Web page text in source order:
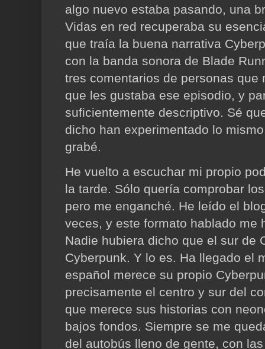
algo nuevo estaba pasando, una
Vidas en red recuperaba su
que traía la buena narrativa
con la banda sonora de Blade
tres comentarios de personas que
que les gustaba ese episodio, y
suficientemente descriptivo. Sé
dicho han experimentado lo
grabé.
He vuelto a escuchar mi propio
la tarde. Sólo quería comprobar
pero me enganché. He leído el
veces, y este formato hablado me
Nadie hubiera dicho que el sur de
Cyberpunk. Y lo es. Ha llegado el
español merece su propio
precisamente el centro y sur del
que merece sus historias con
bajos fondos. Siempre se me
del autobús lleno de gente, con